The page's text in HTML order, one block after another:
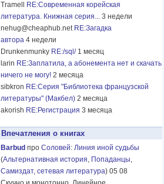
Tramell
RE:Современная корейская
литература. Книжная серия... 3 недели
nehug@cheaphub.net RE:Загадка
автора 4 недели
Drunkenmunky RE:/sql/ 1 месяц
larin RE:Заплатила, а абонемента нет и скачать
ничего не могу! 2 месяца
sibkron RE:Серия "Библиотека французской
литературы" (Макбел) 2 месяца
akorish RE:Регистрация 3 месяца
Впечатления о книгах
Barbud про Соловей: Линия иной судьбы
(Альтернативная история, Попаданцы,
Самиздат, сетевая литература) 05 08